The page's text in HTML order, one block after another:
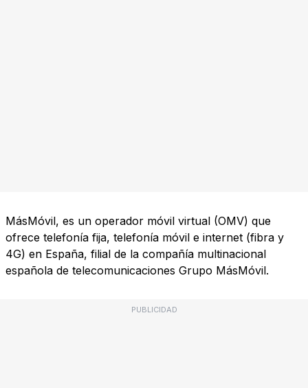
MásMóvil, es un operador móvil virtual (OMV) que
ofrece telefonía fija, telefonía móvil e internet (fibra y
4G) en España, filial de la compañía multinacional
española de telecomunicaciones Grupo MásMóvil.
PUBLICIDAD